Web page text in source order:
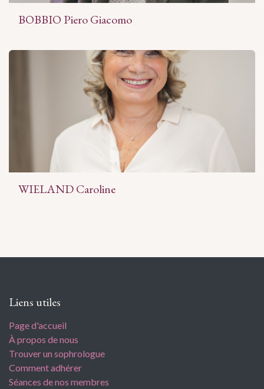
BOBBIO Piero Giacomo
WIELAND Caroline
Liens utiles
Page d'accueil
À propos de nous
Trouver un sophrologue
Comment adhérer
Séances de nos membres